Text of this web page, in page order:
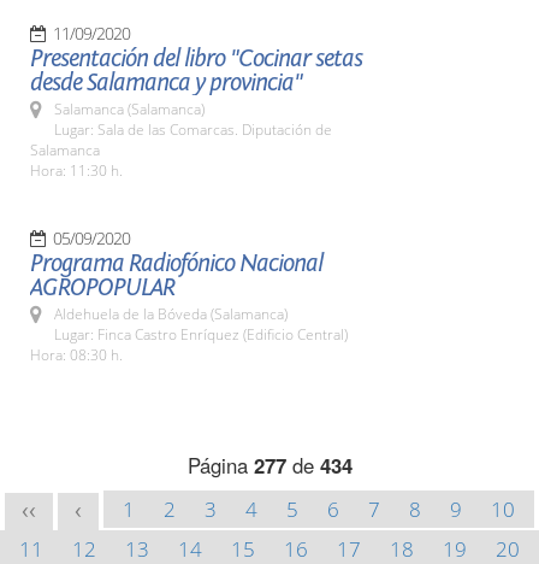
11/09/2020
Presentación del libro "Cocinar setas
desde Salamanca y provincia"
Salamanca (Salamanca)
Lugar: Sala de las Comarcas. Diputación de
Salamanca
Hora: 11:30 h.
05/09/2020
Programa Radiofónico Nacional
AGROPOPULAR
Aldehuela de la Bóveda (Salamanca)
Lugar: Finca Castro Enríquez (Edificio Central)
Hora: 08:30 h.
Página 277de 434
<< < 1 2 3 4 5 6 7 8 9
10
11
12 13 14 15 16 17 18 19
20